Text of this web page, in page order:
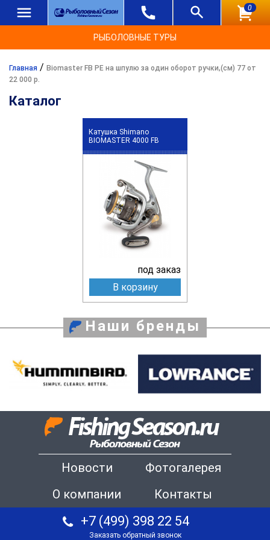
0
РЫБОЛОВНЫЕ ТУРЫ
Главная / Biomaster FB PE на шпулю за один оборот ручки,(см) 77 от
22 000 р.
Каталог
Катушка Shimano
BIOMASTER 4000 FB
под заказ
В корзину
Наши бренды
Новости
Фотогалерея
О компании
Контакты
+7 (499) 398 22 54
Заказать обратный звонок